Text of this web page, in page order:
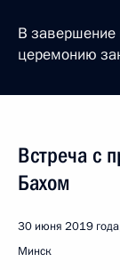
В завершение
церемонию
Встреча с
Бахом
30 июня 2019
Минск